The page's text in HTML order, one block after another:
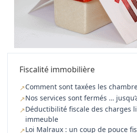
Fiscalité immobilière
↗Comment sont taxées les
↗Nos services sont fermés …
↗Déductibilité fiscale des charges
immeuble
↗Loi Malraux : un coup de pouce